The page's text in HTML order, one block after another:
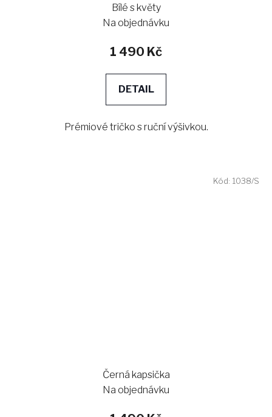
Bílé s květy
Na objednávku
1 490 Kč
DETAIL
Prémiové tričko s ruční výšivkou.
Černá kapsička
Na objednávku
Kód: 1038/S